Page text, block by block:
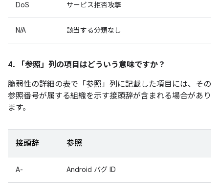
DoS サービス拒否攻撃
N/A 該当する分類なし
4. 「参照」 列の項目はどういう意味ですか？
脆弱性の詳細の表で「参照」 列に記載した項目には、その
参照番号が属する組織を示す接頭辞が含まれる場合があり
ます。
接頭辞 参照
A- Android バグ ID